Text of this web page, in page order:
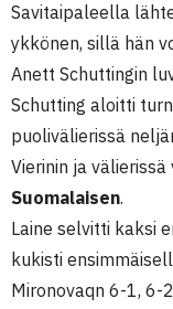
Savitaipaleella
ykkönen, sillä hän
Anett Schuttingin
Schutting aloitti
puolivälierissä
Vierinin ja
Suomalaisen.
Laine selvitti kaksi
kukisti
Mironovaqn 6-1,